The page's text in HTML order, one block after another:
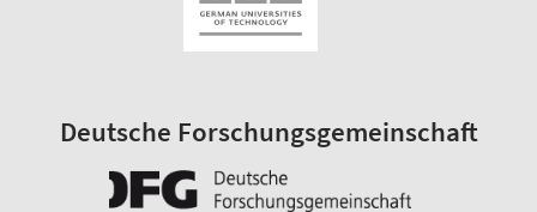
Deutsche Forschungsgemeinschaft